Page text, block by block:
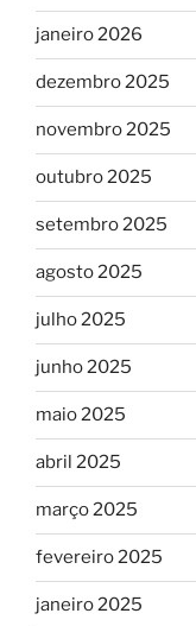
janeiro 2026
dezembro 2025
novembro 2025
outubro 2025
setembro 2025
agosto 2025
julho 2025
junho 2025
maio 2025
abril 2025
março 2025
fevereiro 2025
janeiro 2025